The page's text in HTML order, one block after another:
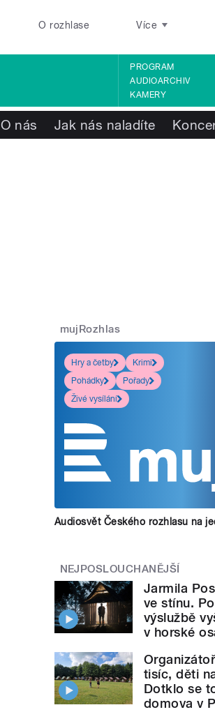
O rozhlase Více
PROGRAM
AUDIOARCHIV
KAMERY
O nás Jak nás naladíte
mujRozhlas
Hry a četby
Krimi
Pohádky
Pořady
Živé vysílání
Audiosvět Českého rozhlasu na
NEJPOSLOUCHANĚJŠÍ
Jarmila
ve stínu.
výslužbě
v horské
tisíc, děti
Dotklo se
domova v